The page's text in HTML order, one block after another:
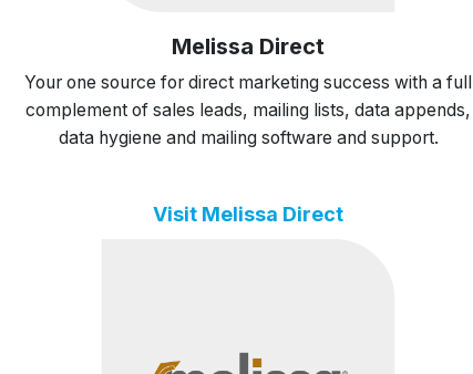
Melissa Direct
Your one source for direct marketing success with a full
complement of sales leads, mailing lists, data appends,
data hygiene and mailing software and support.
Visit Melissa Direct